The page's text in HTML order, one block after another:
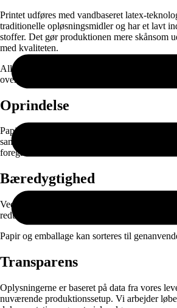
Printet udføres med vandbaseret latex-
traditionelle opløsningsmidler og har et lavt
stoffer. Det gør produktionen mere skånsom
med kvaliteten.
Alle produkter fremstilles først ved bestilling.
overproduktion og kun producerer det, der
Oprindelse
Papiret produceres i EU og leveres gennem
samarbejdspartnere. Selve printet,
foregår i Danmark.
Bæredygtighed
Ved at kombinere ansvarlige materialer med
reducerer vi spild og unødvendig
Papir og emballage kan sorteres til
Transparens
Oplysningerne er baseret på data fra vores
nuværende produktionssetup. Vi arbejder